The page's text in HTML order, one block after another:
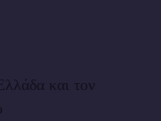
και τον